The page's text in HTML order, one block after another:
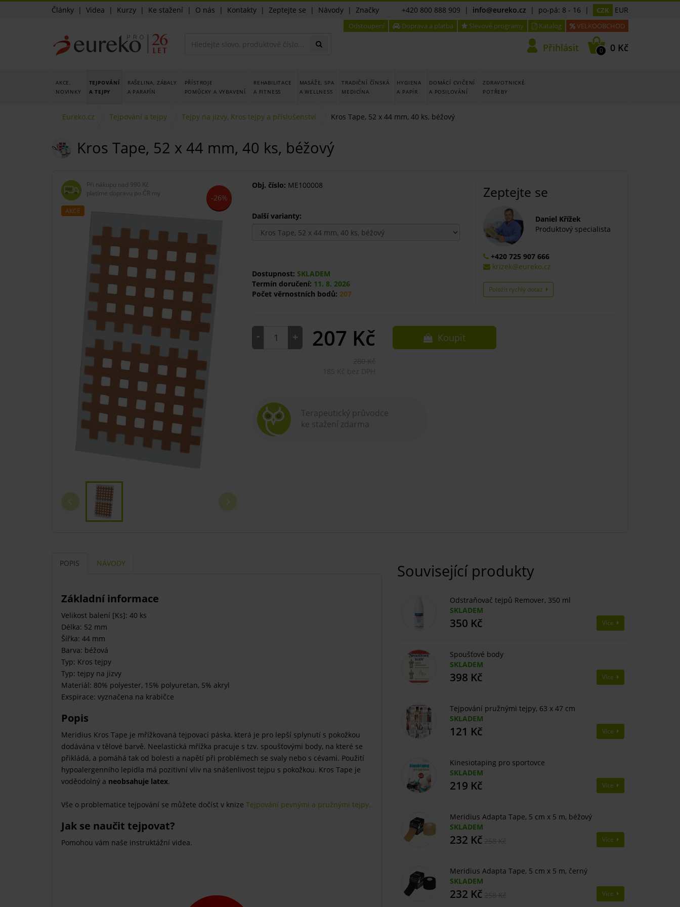
Články | Videa | Kurzy | Ke stažení | O nás | Kontakty | Zeptejte se | Návody | Značky +420 800 888 909 | info@eureko.cz | po-pá: 8 - 16 | CZK EUR
Odstoupení Doprava a platba Slevové programy Katalog VELKOOBCHOD
Přihlásit 0 0 Kč
AKCE,
NOVINKY
TEJPOVÁNÍ
A TEJPY
RAŠELINA, ZÁBALY
A PARAFÍN
PŘÍSTROJE
POMŮCKY A VYBAVENÍ
REHABILITACE
A FITNESS
MASÁŽE, SPA
A WELLNESS
TRADIČNÍ ČÍNSKÁ
MEDICÍNA
HYGIENA
A PAPÍR
DOMÁCÍ CVIČENÍ
A POSILOVÁNÍ
ZDRAVOTNICKÉ
POTŘEBY
Eureko.cz Tejpování a tejpy Tejpy na jizvy, Kros tejpy a příslušenství Kros Tape, 52 x 44 mm, 40 ks, béžový
Kros Tape, 52 x 44 mm, 40 ks, béžový
Při nákupu nad 990 Kč
platíme dopravu po ČR my
AKCE
-26%
Obj. číslo: ME100008
Další varianty:
Dostupnost: SKLADEM
Termín doručení: 11. 8. 2026
Počet věrnostních bodů: 207
Zeptejte se
Daniel Křížek
Produktový specialista
+420 725 907 666
krizek@eureko.cz
Položit rychlý dotaz
- + 207 Kč Koupit
Terapeutický průvodce
ke stažení zdarma
POPIS NÁVODY
Základní informace
Velikost balení [Ks]: 40 ks
Délka: 52 mm
Šířka: 44 mm
Barva: béžová
Typ: Kros tejpy
Typ: tejpy na jizvy
Materiál: 80% polyester, 15% polyuretan, 5% akryl
Exspirace: vyznačena na krabičce
Popis
Meridius Kros Tape je mřížkovaná tejpovací páska, která je pro lepší splynutí s pokožkou
dodávána v tělové barvě. Neelastická mřížka pracuje s tzv. spoušťovými body, na které se
přikládá, a pomáhá tak od bolesti a napětí při problémech se svaly nebo s cévami. Použití
hypoalergenního lepidla má pozitivní vliv na snášenlivost tejpu s pokožkou. Kros Tape je
voděodolný a neobsahuje latex.
Vše o problematice tejpování se můžete dočíst v knize Tejpování pevnými a pružnými tejpy.
Jak se naučit tejpovat?
Pomohou vám naše instruktážní videa.
Související produkty
Odstraňovač tejpů Remover, 350 ml
SKLADEM
350 Kč Více
Spoušťové body
SKLADEM
398 Kč Více
Tejpování pružnými tejpy, 63 x 47 cm
SKLADEM
121 Kč Více
Kinesiotaping pro sportovce
SKLADEM
219 Kč Více
Meridius Adapta Tape, 5 cm x 5 m, béžový
SKLADEM
232 Kč Více
Meridius Adapta Tape, 5 cm x 5 m, černý
SKLADEM
232 Kč Více